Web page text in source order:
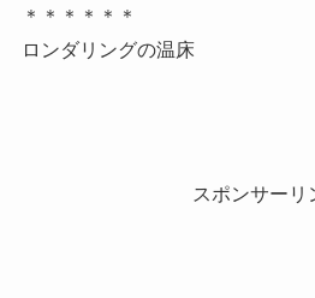
＊＊＊＊＊＊
ロンダリングの温床
スポンサーリ